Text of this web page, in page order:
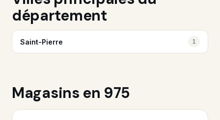
département
Saint-Pierre 1
Magasins en 975